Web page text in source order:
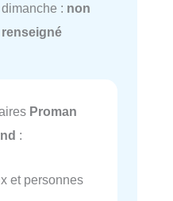
dimanche : non
renseigné
Proman
:
et personnes